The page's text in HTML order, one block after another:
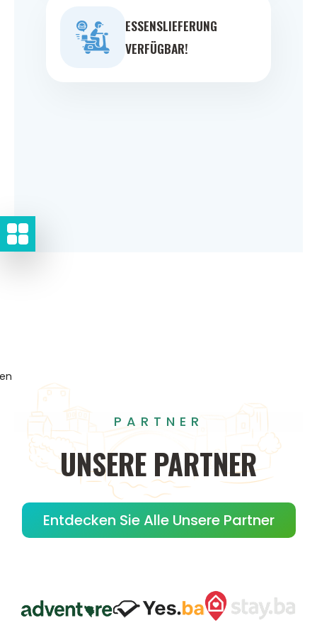
ESSENSLIEFERUNG
VERFÜGBAR!
PARTNER
UNSERE PARTNER
Entdecken Sie Alle Unsere Partner